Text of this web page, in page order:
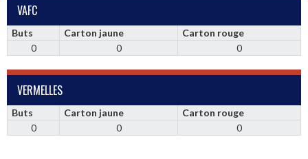
VAFC
Buts Carton jaune
Carton rouge
0
0 0
VERMELLES
Buts Carton jaune
Carton rouge
0
0 0